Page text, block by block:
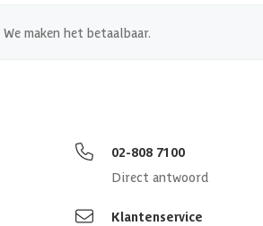
We maken het betaalbaar.
02-808 7100
Direct antwoord
Klantenservice